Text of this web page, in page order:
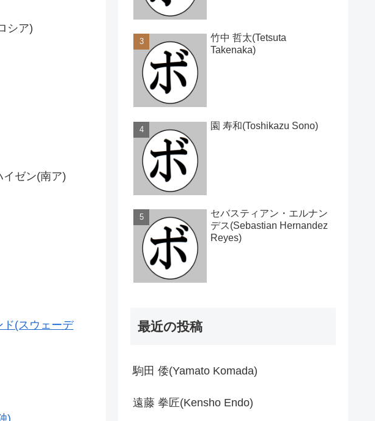
シア)
ゼン(南ア)
ド(スウェーデ
)
竹中 哲太(Tetsuta
Takenaka)
園 寿和(Toshikazu Sono)
セバスティアン・エルナン
デス(Sebastian Hernandez
Reyes)
最近の投稿
駒田 倭(Yamato Komada)
遠藤 拳匠(Kensho Endo)